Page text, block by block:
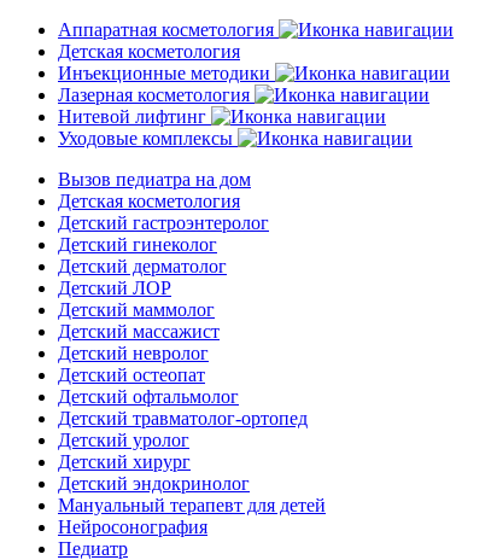
Аппаратная косметология
Детская косметология
Инъекционные методики
Лазерная косметология
Нитевой лифтинг
Уходовые комплексы
Вызов педиатра на дом
Детская косметология
Детский гастроэнтеролог
Детский гинеколог
Детский дерматолог
Детский ЛОР
Детский маммолог
Детский массажист
Детский невролог
Детский остеопат
Детский офтальмолог
Детский травматолог-ортопед
Детский уролог
Детский хирург
Детский эндокринолог
Мануальный терапевт для детей
Нейросонография
Педиатр